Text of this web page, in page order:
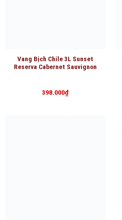
Vang Bịch Chile 3L Sunset
Reserva Cabernet Sauvignon
398.000₫